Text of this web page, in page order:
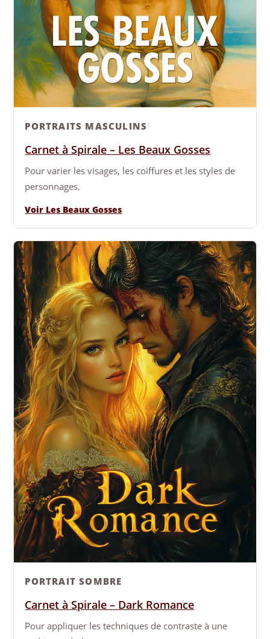
PORTRAITS MASCULINS
Carnet à Spirale – Les Beaux Gosses
Pour varier les visages, les coiffures et les styles de
personnages.
Voir Les Beaux Gosses
PORTRAIT SOMBRE
Carnet à Spirale – Dark Romance
Pour appliquer les techniques de contraste à une